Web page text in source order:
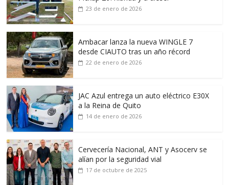
23 de enero de 2026
Ambacar lanza la nueva WINGLE 7
desde CIAUTO tras un año récord
22 de enero de 2026
JAC Azul entrega un auto eléctrico E30X
a la Reina de Quito
14 de enero de 2026
Cervecería Nacional, ANT y Asocerv se
alían por la seguridad vial
17 de octubre de 2025